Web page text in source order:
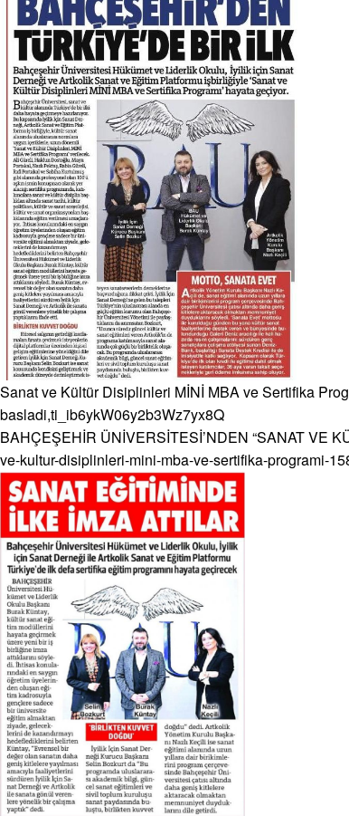
Sanat ve Kültür Disiplinleri MİNİ MBA ve Sertifika
basladi,ti_ib6ykW06y2b3Wz7yx8Q
BAHÇEŞEHİR ÜNİVERSİTESİ’NDEN “SANAT VE
ve-kultur-disiplinleri-mini-mba-ve-sertifika-programi-